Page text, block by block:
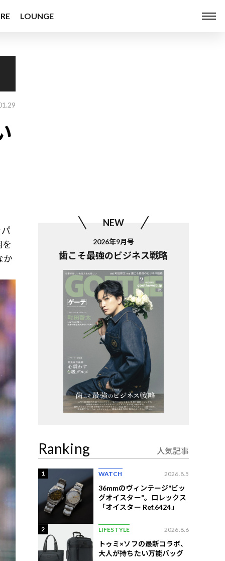
LOUNGE
か
NEW
2026年9月号
歯こそ最強のビジネス戦略
Ranking 人気記事
1 WATCH 2026.8.5
36mmのヴィンテージ"ビッ
グオイスター"。ロレックス
「オイスター Ref.6424」
2 LIFESTYLE 2026.8.6
トゥミ×ソフの最新コラボ、
大人が持ちたい万能バッグ